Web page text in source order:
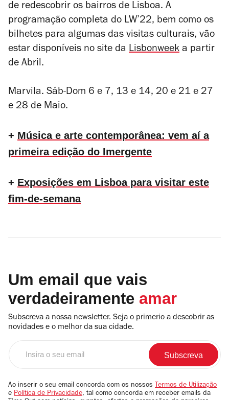
de redescobrir os bairros de Lisboa. A
programação completa do LW’22, bem como os
bilhetes para algumas das visitas culturais, vão
estar disponíveis no site da Lisbonweek a partir
de Abril.
Marvila. Sáb-Dom 6 e 7, 13 e 14, 20 e 21 e 27
e 28 de Maio.
+ Música e arte contemporânea: vem aí a
primeira edição do Imergente
+ Exposições em Lisboa para visitar este
fim-de-semana
Um email que vais
verdadeiramente amar
Subscreva a nossa newsletter. Seja o primerio a descobrir as
novidades e o melhor da sua cidade.
email
Ao inserir o seu email concorda com os nossos Termos de Utilização
e Política de Privacidade, tal como concorda em receber emails da